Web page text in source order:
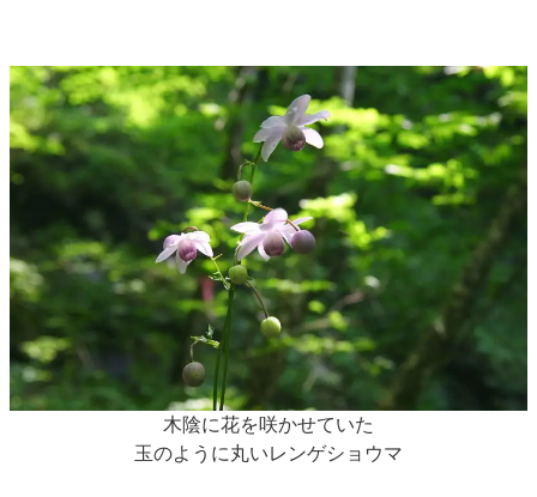
木陰に花を咲かせていた
玉のように丸いレンゲショウマ